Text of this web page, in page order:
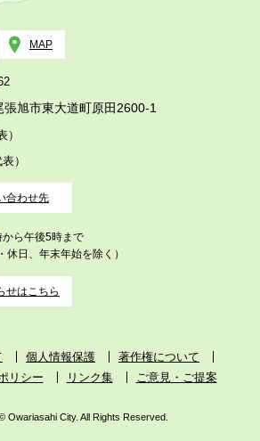
MAP
張旭市東大道町原田2600-1
）
）
合わせ先
ら午後5時まで
休日、年末年始を除く）
せはこちら
個人情報保護
著作権について
リシー
リンク集 ご意見・ご提案
Owariasahi City. All Rights Reserved.